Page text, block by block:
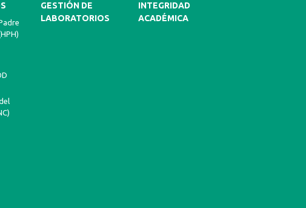
GESTIÓN DE
LABORATORIOS
INTEGRIDAD
ACADÉMICA